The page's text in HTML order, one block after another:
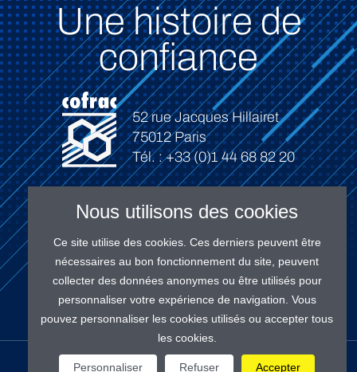
Une histoire de
confiance
52 rue Jacques Hillairet
75012 Paris
Tél. : +33 (0)1 44 68 82 20
Connexion
NOS RÉSEAUX
Nous utilisons des cookies
Ce site utilise des cookies. Ces derniers peuvent être
nécessaires au bon fonctionnement du site, peuvent
collecter des données anonymes ou être utilisés pour
personnaliser votre expérience de navigation. Vous
pouvez personnaliser les cookies utilisés ou accepter tous
les cookies.
Personnaliser Refuser Accepter